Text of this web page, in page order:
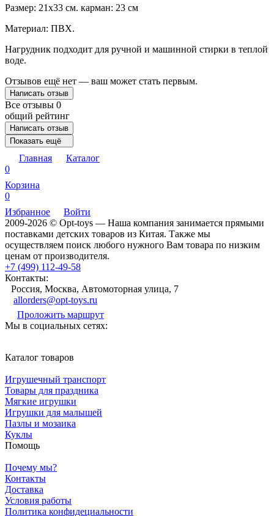
Размер: 21х33 см. карман: 23 см
Материал: ПВХ.
Нагрудник подходит для ручной и машинной стирки в теплой
воде.
Отзывов ещё нет — ваш может стать первым.
Написать отзыв
Все отзывы 0
общий рейтинг
Написать отзыв
Показать ещё
Главная
Каталог
0
Корзина
0
Избранное
Войти
2009-2026 © Opt-toys — Наша компания занимается прямыми
поставками детских товаров из Китая. Также мы
осуществляем поиск любого нужного Вам товара по низким
ценам от производителя.
+7 (499) 112-49-58
Контакты:
Россия, Москва, Автомоторная улица, 7
allorders@opt-toys.ru
Проложить маршрут
Мы в социальных сетях:
Каталог товаров
Игрушечный транспорт
Товары для праздника
Мягкие игрушки
Игрушки для малышей
Пазлы и мозаика
Куклы
Помощь
Почему мы?
Контакты
Доставка
Условия работы
Политика конфидециальности